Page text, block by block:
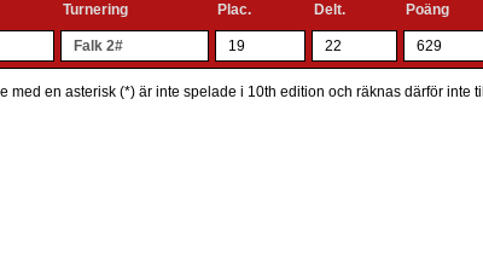
Turnering Plac. Delt. Poäng
Falk 2# 19 22 629
med en asterisk (*) är inte spelade i 10th edition och räknas därför inte till